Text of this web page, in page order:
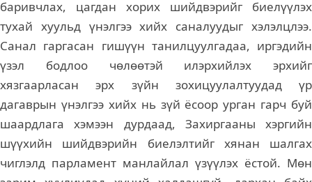
баривчлах, цагдан хорих шийдвэрийг биелүүлэх
тухай хуульд үнэлгээ хийх саналуудыг хэлэлцлээ.
Санал гаргасан гишүүн танилцуулгадаа, иргэдийн
үзэл бодлоо чөлөөтэй илэрхийлэх эрхийг
хязгаарласан эрх зүйн зохицуулалтуудад үр
дагаврын үнэлгээ хийх нь зүй ёсоор урган гарч буй
шаардлага хэмээн дурдаад, Захиргааны хэргийн
шүүхийн шийдвэрийн биелэлтийг хянан шалгах
чиглэлд парламент манлайлал үзүүлэх ёстой. Мөн